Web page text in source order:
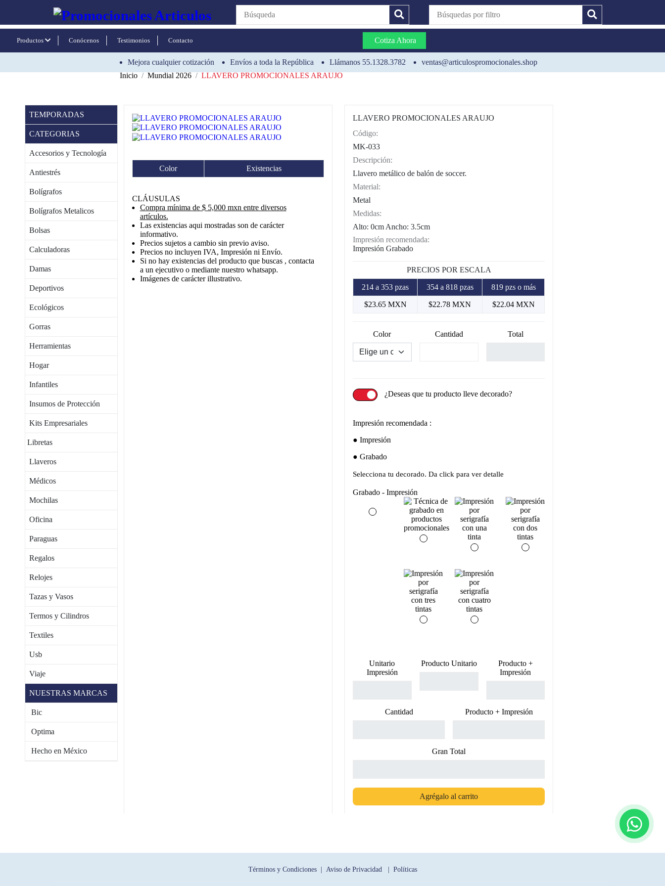
Productos Conócenos Testimonios Contacto Cotiza Ahora
Mejora cualquier cotización Envíos a toda la República Llámanos 55.1328.3782
ventas@articulospromocionales.shop
Inicio
Mundial 2026 LLAVERO PROMOCIONALES ARAUJO
TEMPORADAS
CATEGORIAS
Accesorios y Tecnología
Antiestrés
Bolígrafos
Bolígrafos Metalicos
Bolsas
Calculadoras
Damas
Deportivos
Ecológicos
Gorras
Herramientas
Hogar
Infantiles
Insumos de Protección
Kits Empresariales
Libretas
Llaveros
Médicos
Mochilas
Oficina
Paraguas
Regalos
Relojes
Tazas y Vasos
Termos y Cilindros
Textiles
Usb
Viaje
NUESTRAS MARCAS
Bic
Optima
Hecho en México
Color Existencias
CLÁUSULAS
Compra mínima de $ 5,000 mxn entre diversos
artículos.
Las existencias aqui mostradas son de carácter
informativo.
Precios sujetos a cambio sin previo aviso.
Precios no incluyen IVA, Impresión ni Envío.
Si no hay existencias del producto que buscas , contacta
a un ejecutivo o mediante nuestro whatsapp.
Imágenes de carácter illustrativo.
LLAVERO PROMOCIONALES ARAUJO
Código:
MK-033
Descripción:
Llavero metálico de balón de soccer.
Material:
Metal
Medidas:
Alto: 0cm Ancho: 3.5cm
Impresión recomendada:
Impresión Grabado
PRECIOS POR ESCALA
214 a 353 pzas 354 a 818 pzas 819 pzs o más
$23.65 MXN $22.78 MXN $22.04 MXN
Color Cantidad Total
¿Deseas que tu producto lleve decorado?
Impresión recomendada :
Impresión
Grabado
Selecciona tu decorado. Da click para ver detalle
Grabado - Impresión
Unitario
Impresión
Producto Unitario
Producto +
Impresión
Cantidad Producto + Impresión
Gran Total
Agrégalo al carrito
Términos y Condiciones | Aviso de Privacidad | Políticas